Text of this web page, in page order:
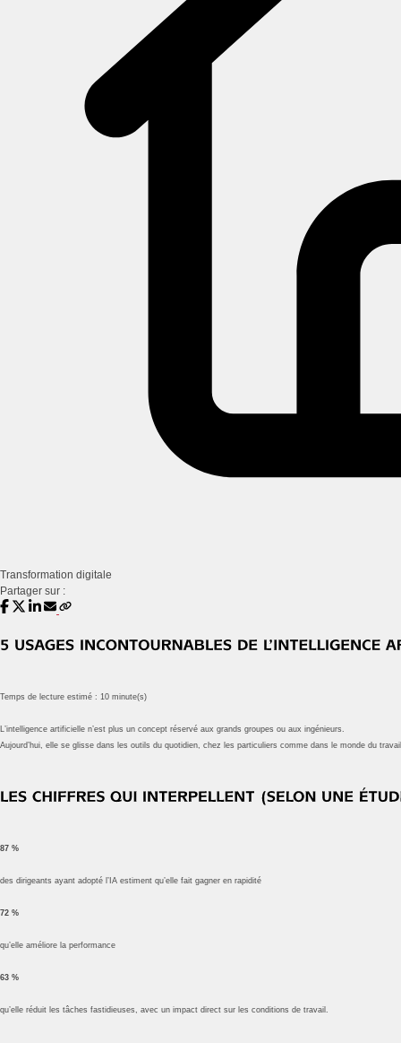
Transformation digitale
Partager sur :
Temps de lecture estimé : 10 minute(s)
L’intelligence artificielle n’est plus un concept réservé aux grands groupes ou aux ingénieurs.
Aujourd’hui, elle se glisse dans les outils du quotidien, chez les particuliers comme dans le monde du
87 %
des dirigeants ayant adopté l’IA estiment qu’elle fait gagner en rapidité
72 %
qu’elle améliore la performance
63 %
qu’elle réduit les tâches fastidieuses, avec un impact direct sur les conditions de travail.